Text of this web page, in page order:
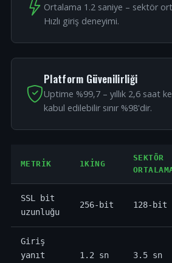
Ortalama 1.2 saniye – sektör
Hızlı giriş deneyimi.
Platform Güvenilirliği
Uptime %99,7 – yıllık 2,6 saat
kabul edilebilir sınır %98'dir.
METRIK 1KING
SEKTÖR
SSL bit
uzunluğu
256-bit 128-bit
Giriş
yanıt
1.2 sn 3.5 sn